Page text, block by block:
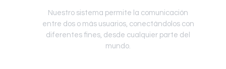
Nuestro sistema permite la comunicación
entre dos o más usuarios, conectándolos con
diferentes fines, desde cualquier parte del
mundo.